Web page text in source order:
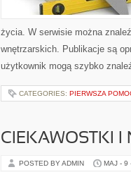
życia. W serwisie można
wnętrzarskich. Publikacje są
użytkownik mogą szybko
CATEGORIES: PIERWSZA
CIEKAWOSTKI I
POSTED BY ADMIN MAJ - 9